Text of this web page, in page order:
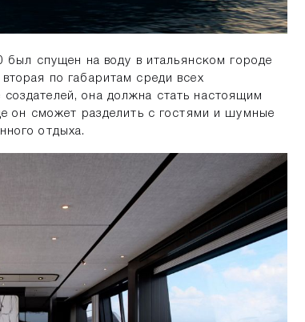
был спущен на воду в итальянском городе
по габаритам среди всех
она должна стать настоящим
он сможет разделить с гостями и шумные
отдыха.